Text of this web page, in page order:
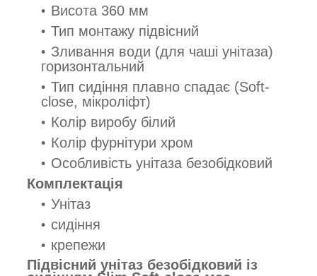
Висота 360 мм
Тип монтажу підвісний
Зливання води (для чаші унітаза)
горизонтальний
Тип сидіння плавно спадає (Soft-
close, мікроліфт)
Колір виробу білий
Колір фурнітури хром
Особливість унітаза безобідковий
Комплектація
Унітаз
сидіння
крепежи
Підвісний унітаз безобідковий із